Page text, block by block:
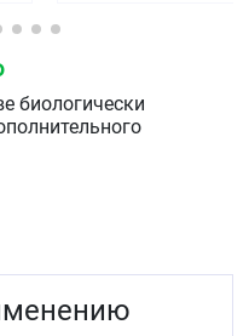
биологически